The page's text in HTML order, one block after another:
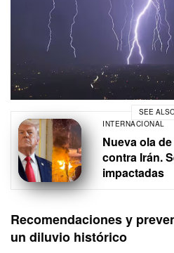
SEE
INTERNACIONAL
Nueva ola
contra Irán.
impactadas
Recomendaciones y
un diluvio histórico